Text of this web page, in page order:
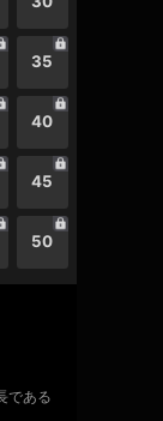
35
40
45
50
である